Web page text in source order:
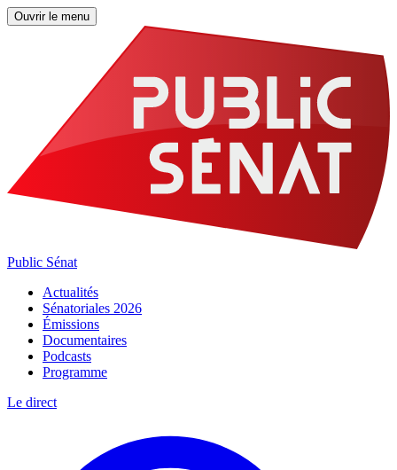
Ouvrir le menu
Public Sénat
Actualités
Sénatoriales 2026
Émissions
Documentaires
Podcasts
Programme
Le direct